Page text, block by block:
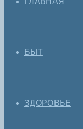
БЫТ
ЗДОРОВЬЕ